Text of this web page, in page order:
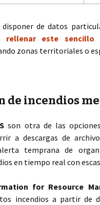
disponer de datos
rellenar este sencillo
zonas territoriales o
de incendios
son otra de las
a descargas de
temprana de
en tiempo real con
for Resource
incendios a partir de